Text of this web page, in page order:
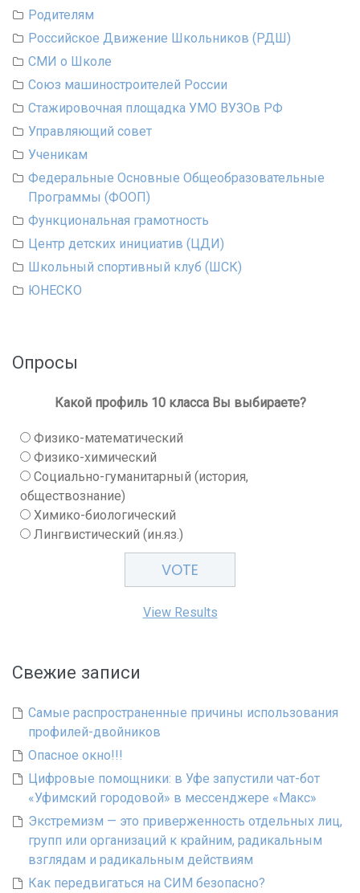
Родителям
Российское Движение Школьников (РДШ)
СМИ о Школе
Союз машиностроителей России
Стажировочная площадка УМО ВУЗОв РФ
Управляющий совет
Ученикам
Федеральные Основные Общеобразовательные
Программы (ФООП)
Функциональная грамотность
Центр детских инициатив (ЦДИ)
Школьный спортивный клуб (ШСК)
ЮНЕСКО
Опросы
Какой профиль 10 класса Вы выбираете?
Физико-математический
Физико-химический
Социально-гуманитарный (история,
обществознание)
Химико-биологический
Лингвистический (ин.яз.)
View Results
Свежие записи
Самые распространенные причины использования
профилей-двойников
Опасное окно!!!
Цифровые помощники: в Уфе запустили чат-бот
«Уфимский городовой» в мессенджере «Макс»
Экстремизм — это приверженность отдельных лиц,
групп или организаций к крайним, радикальным
взглядам и радикальным действиям
Как передвигаться на СИМ безопасно?